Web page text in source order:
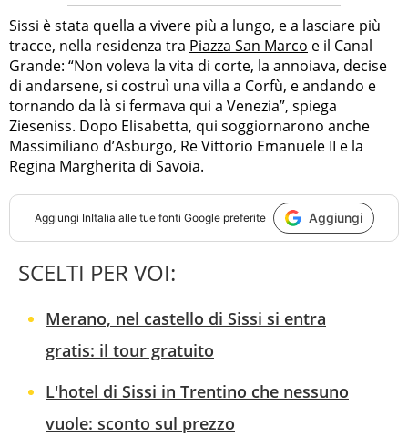
Sissi è stata quella a vivere più a lungo, e a lasciare più
tracce, nella residenza tra Piazza San Marco e il Canal
Grande: “Non voleva la vita di corte, la annoiava, decise
di andarsene, si costruì una villa a Corfù, e andando e
tornando da là si fermava qui a Venezia”, spiega
Zieseniss. Dopo Elisabetta, qui soggiornarono anche
Massimiliano d’Asburgo, Re Vittorio Emanuele II e la
Regina Margherita di Savoia.
Aggiungi InItalia alle tue fonti Google preferite Aggiungi
SCELTI PER VOI:
Merano, nel castello di Sissi si entra
gratis: il tour gratuito
L'hotel di Sissi in Trentino che nessuno
vuole: sconto sul prezzo